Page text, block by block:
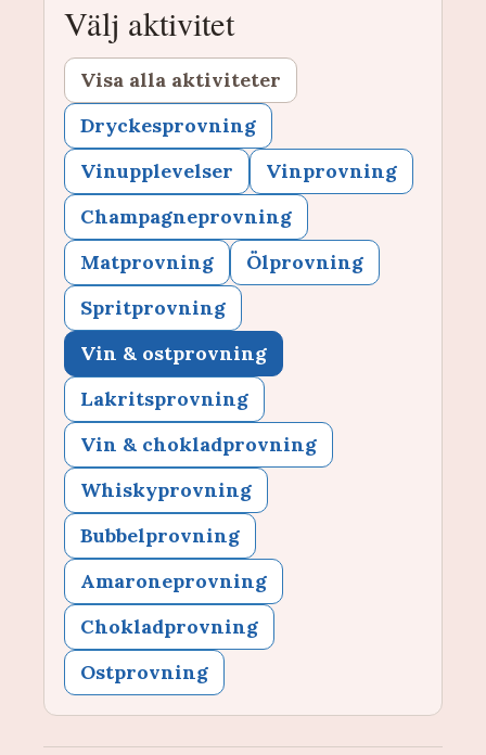
Välj aktivitet
Visa alla aktiviteter
Dryckesprovning
Vinupplevelser
Vinprovning
Champagneprovning
Matprovning
Ölprovning
Spritprovning
Vin & ostprovning
Lakritsprovning
Vin & chokladprovning
Whiskyprovning
Bubbelprovning
Amaroneprovning
Chokladprovning
Ostprovning